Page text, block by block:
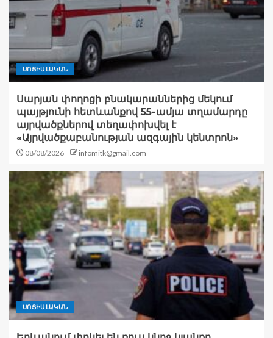
ՍՈՑԻԱԼԱԿԱՆ
Սարյան փողոցի բնակարաններից մեկում
պայթյունի հետևանքով 55-ամյա տղամարդը
այրվածքներով տեղափոխվել է
«Այրվածքաբանության ազգային կենտրոն»
08/08/2026 infomitk@gmail.com
ՍՈՑԻԱԼԱԿԱՆ